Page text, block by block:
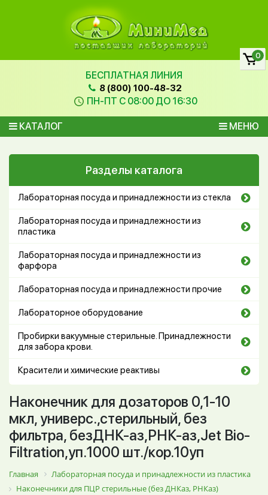
БЕСПЛАТНАЯ ЛИНИЯ
8 (800) 100-48-32
ПН-ПТ С 08:00 ДО 16:30
КАТАЛОГ МЕНЮ
0
Разделы каталога
Лабораторная посуда и принадлежности из стекла
Лабораторная посуда и принадлежности из
пластика
Лабораторная посуда и принадлежности из
фарфора
Лабораторная посуда и принадлежности прочие
Лабораторное оборудование
Пробирки вакуумные стерильные. Принадлежности
для забора крови.
Красители и химические реактивы
Наконечник для дозаторов 0,1-10
мкл, универс.,стерильный, без
фильтра, безДНК-аз,РНК-аз,Jet Bio-
Filtration,уп.1000 шт./кор.10уп
Главная
Лабораторная посуда и принадлежности из пластика
Наконечники для ПЦР стерильные (без ДНКаз, РНКаз)